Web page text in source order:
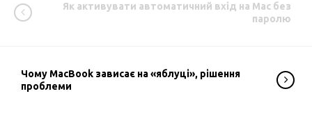
Як активувати автоматичний вхід на Mac без
паролю
Чому MacBook зависає на «яблуці», рішення
проблеми